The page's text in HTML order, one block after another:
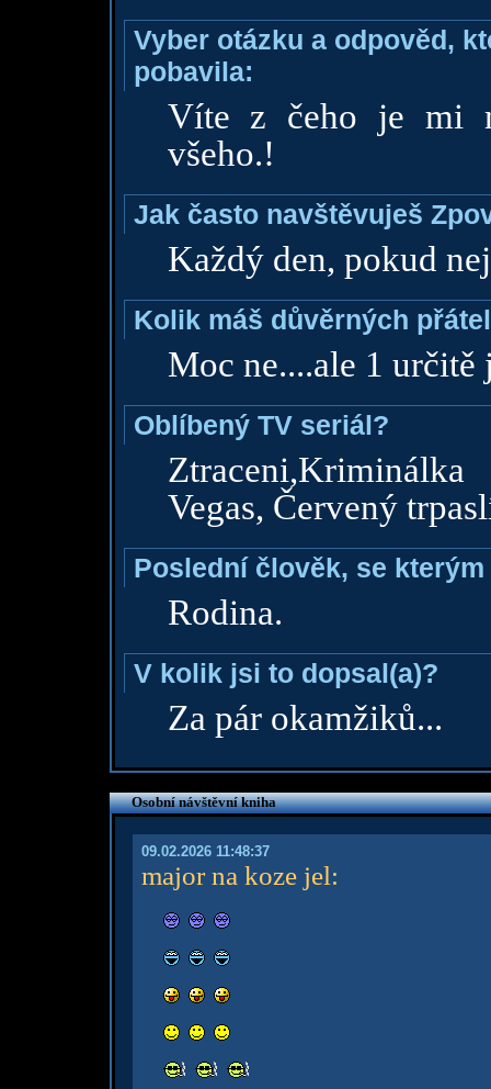
Vyber otázku a odpověd,
pobavila:
Víte z čeho je mi
všeho.!
Jak často navštěvuješ
Každý den, pokud
Kolik máš důvěrných
Moc ne....ale 1 určitě
Oblíbený TV seriál?
Vegas, Červený
Poslední člověk, se
Rodina.
V kolik jsi to dopsal(a)?
Za pár okamžiků...
Osobní návštěvní kniha
09.02.2026 11:48:37
major na koze jel: